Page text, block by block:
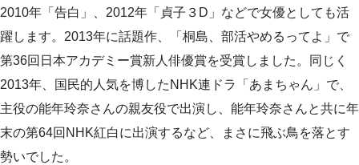
2010年「告白」、2012年「貞子３D」などで女優としても活
躍します。2013年に話題作、「桐島、部活やめるってよ」で
第36回日本アカデミー賞新人俳優賞を受賞しました。同じく
2013年、国民的人気を博したNHK連ドラ「あまちゃん」で、
主役の能年玲奈さんの親友役で出演し、能年玲奈さんと共に年
末の第64回NHK紅白に出演するなど、まさに飛ぶ鳥を落とす
勢いでした。